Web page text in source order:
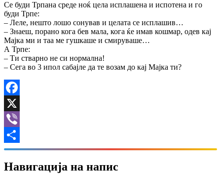
Се буди Трпана среде ноќ цела исплашена и испотена и го
буди Трпе:
– Леле, нешто лошо сонував и целата се исплашив…
– Знаеш, порано кога бев мала, кога ќе имав кошмар, одев кај
Мајка ми и таа ме гушкаше и смируваше…
А Трпе:
– Ти стварно не си нормална!
– Сега во 3 ипол сабајле да те возам до кај Мајка ти?
Facebook
X
Viber
Share
Навигација на напис